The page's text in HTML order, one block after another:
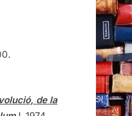
de la